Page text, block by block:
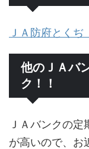
ＪＡ防府とく
他のＪＡバ
ク！！
ＪＡバンクの
が高いので、お